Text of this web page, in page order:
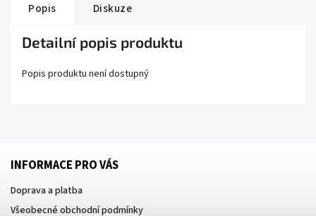
Popis Diskuze
Detailní popis produktu
Popis produktu není dostupný
INFORMACE PRO VÁS
Doprava a platba
Všeobecné obchodní podmínky